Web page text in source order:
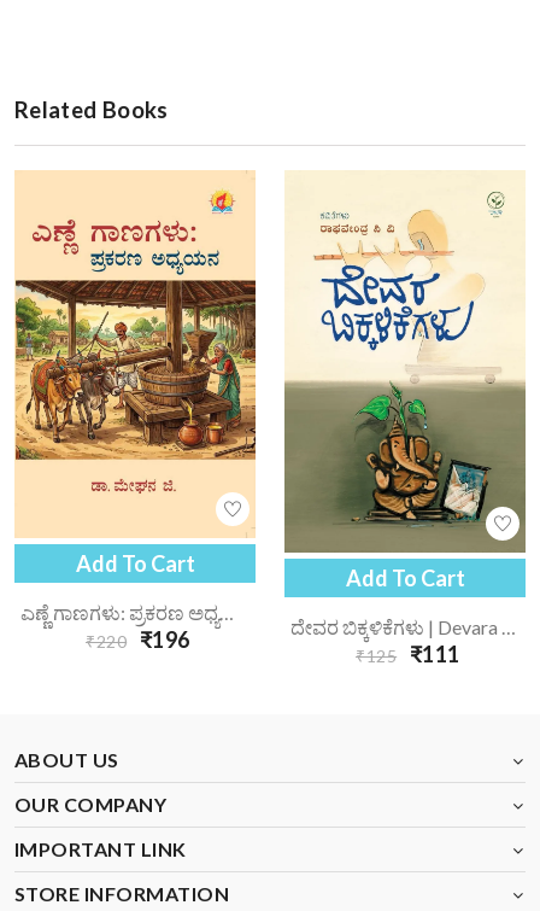
Related Books
Add To Cart
ಎಣ್ಣೆ ಗಾಣಗಳು: ಪ್ರಕರಣ ಅಧ್ಯಯನ | Enne Gaanagalu Prakarana Adhyayana
₹220 ₹196
Add To Cart
₹125 ₹111
ABOUT US
OUR COMPANY
IMPORTANT LINK
STORE INFORMATION